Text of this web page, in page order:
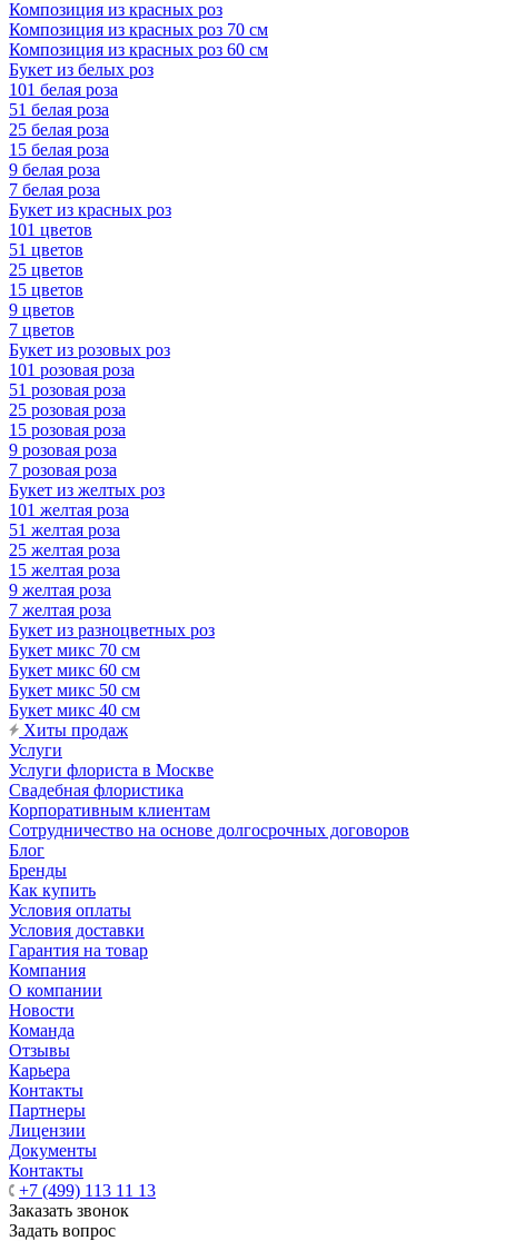
Композиция из красных роз
Композиция из красных роз 70 см
Композиция из красных роз 60 см
Букет из белых роз
101 белая роза
51 белая роза
25 белая роза
15 белая роза
9 белая роза
7 белая роза
Букет из красных роз
101 цветов
51 цветов
25 цветов
15 цветов
9 цветов
7 цветов
Букет из розовых роз
101 розовая роза
51 розовая роза
25 розовая роза
15 розовая роза
9 розовая роза
7 розовая роза
Букет из желтых роз
101 желтая роза
51 желтая роза
25 желтая роза
15 желтая роза
9 желтая роза
7 желтая роза
Букет из разноцветных роз
Букет микс 70 см
Букет микс 60 см
Букет микс 50 см
Букет микс 40 см
Хиты продаж
Услуги
Услуги флориста в Москве
Свадебная флористика
Корпоративным клиентам
Сотрудничество на основе долгосрочных договоров
Блог
Бренды
Как купить
Условия оплаты
Условия доставки
Гарантия на товар
Компания
О компании
Новости
Команда
Отзывы
Карьера
Контакты
Партнеры
Лицензии
Документы
Контакты
+7 (499) 113 11 13
Заказать звонок
Задать вопрос